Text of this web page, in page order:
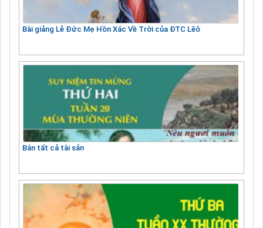
Bài giảng Lễ Đức Mẹ Hồn Xác Về Trời của ĐTC Lêô
Bán tất cả tài sản